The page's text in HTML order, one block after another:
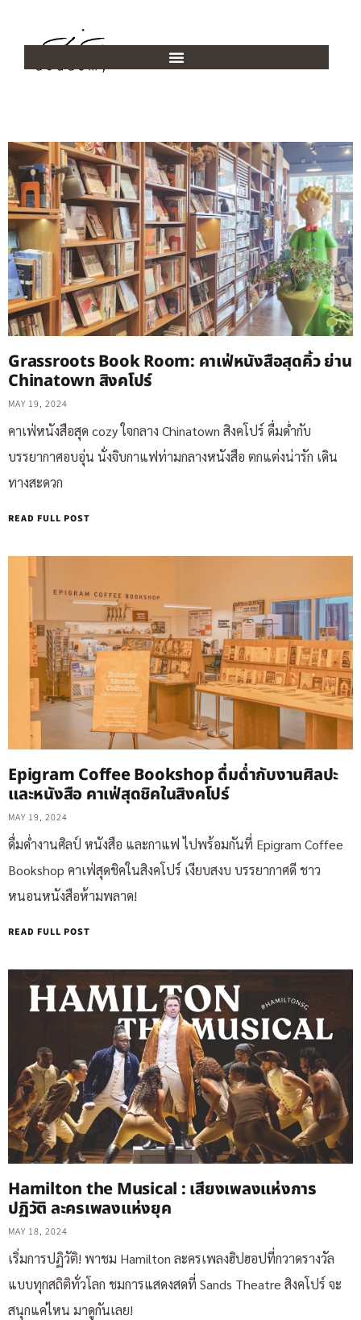
Grassroots Book Room: คาเฟ่หนังสือสุดคิ้ว ย่าน
Chinatown สิงคโปร์
MAY 19, 2024
คาเฟ่หนังสือสุด cozy ใจกลาง Chinatown สิงคโปร์ ดื่มด่ำกับ
บรรยากาศอบอุ่น นั่งจิบกาแฟท่ามกลางหนังสือ ตกแต่งน่ารัก เดิน
ทางสะดวก
READ FULL POST
Epigram Coffee Bookshop ดื่มด่ำกับงานศิลปะ
และหนังสือ คาเฟ่สุดชิคในสิงคโปร์
MAY 19, 2024
ดื่มด่ำงานศิลป์ หนังสือ และกาแฟ ไปพร้อมกันที่ Epigram Coffee
Bookshop คาเฟ่สุดชิคในสิงคโปร์ เงียบสงบ บรรยากาศดี ชาว
หนอนหนังสือห้ามพลาด!
READ FULL POST
Hamilton the Musical : เสียงเพลงแห่งการ
ปฏิวัติ ละครเพลงแห่งยุค
MAY 18, 2024
เริ่มการปฏิวัติ! พาชม Hamilton ละครเพลงฮิปฮอปที่กวาดรางวัล
แบบทุกสถิติทั่วโลก ชมการแสดงสดที่ Sands Theatre สิงคโปร์ จะ
สนุกแค่ไหน มาดูกันเลย!